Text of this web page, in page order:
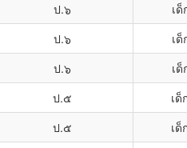
ป.๖ เ
ป.๖ เ
ป.๖ เ
ป.๕ เ
ป.๕ เ